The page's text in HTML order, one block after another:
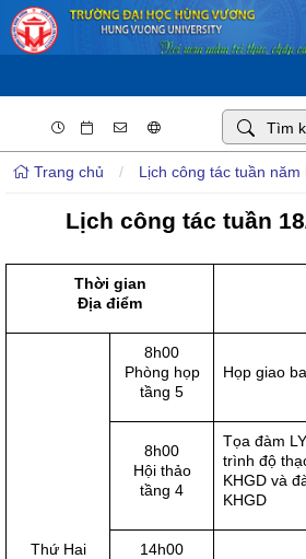
Trang chủ / Lịch công tác tuần
Lịch công tác tuần
Thời gian
Địa điểm
Thứ Hai
8h00
Phòng họp
tầng 5
Họp giao
8h00
Hội thảo
tầng 4
Tọa đàm
trình độ
KHGD và
KHGD
14h00